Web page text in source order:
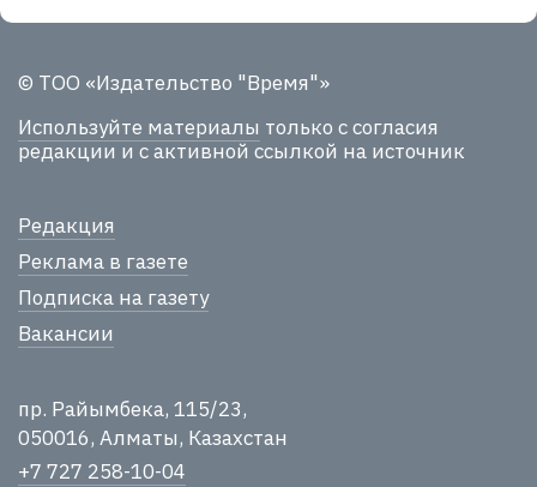
© ТОО «Издательство "Время"»
Используйте материалы только с согласия
редакции и с активной ссылкой на источник
Редакция
Реклама в газете
Подписка на газету
Вакансии
пр. Райымбека, 115/23,
050016, Алматы, Казахстан
+7 727 258-10-04